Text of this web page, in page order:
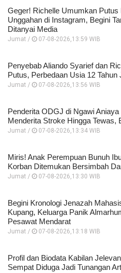
Geger! Richelle Umumkan Putus
Unggahan di Instagram, Begini
Ditanyai Media
Jumat / 07-08-2026,13:59 WIB
Penyebab Aliando Syarief dan
Putus, Perbedaan Usia 12 Tahun
Jumat / 07-08-2026,13:56 WIB
Penderita ODGJ di Ngawi
Menderita Stroke Hingga Tewas,
Jumat / 07-08-2026,13:34 WIB
Miris! Anak Perempuan Bunuh
Korban Ditemukan Bersimbah
Jumat / 07-08-2026,13:30 WIB
Begini Kronologi Jenazah
Kupang, Keluarga Panik
Pesawat Mendarat
Jumat / 07-08-2026,13:18 WIB
Profil dan Biodata Kabilan
Sempat Diduga Jadi Tunangan